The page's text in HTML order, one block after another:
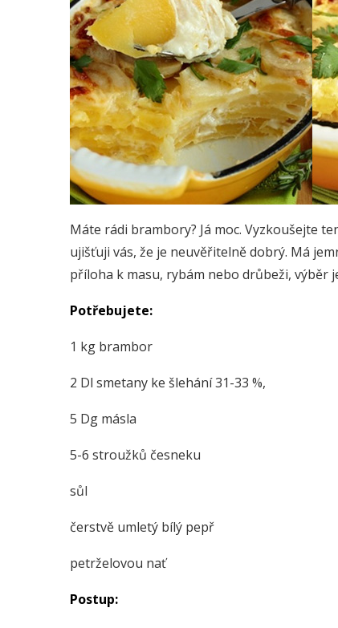
Máte rádi brambory? Já moc. Vyzkoušejte
ujišťuji vás, že je neuvěřitelně dobrý. Má
příloha k masu, rybám nebo drůbeži, výběr
Potřebujete:
1 kg brambor
2 Dl smetany ke šlehání 31-33 %,
5 Dg másla
5-6 stroužků česneku
sůl
čerstvě umletý bílý pepř
petrželovou nať
Postup: